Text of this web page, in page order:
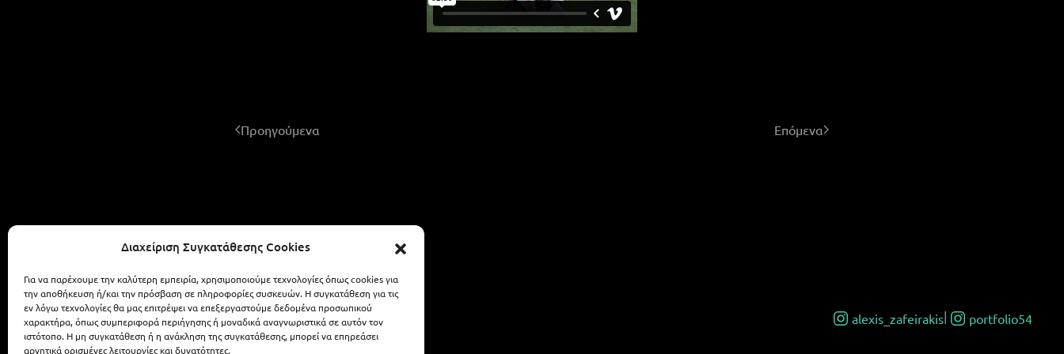
Διαχείριση Συγκατάθεσης Cookies
Για να παρέχουμε την καλύτερη εμπειρία, χρησιμοποιούμε τεχνολογίες όπως cookies για
την αποθήκευση ή/και την πρόσβαση σε πληροφορίες συσκευών. Η συγκατάθεση για τις
εν λόγω τεχνολογίες θα μας επιτρέψει να επεξεργαστούμε δεδομένα προσωπικού
χαρακτήρα, όπως συμπεριφορά περιήγησης ή μοναδικά αναγνωριστικά σε αυτόν τον
ιστότοπο. Η μη συγκατάθεση ή η ανάκληση της συγκατάθεσης, μπορεί να επηρεάσει
αρνητικά ορισμένες λειτουργίες και δυνατότητες.
Προηγούμενα Επόμενα
694 59 07 378 alex.zaf@gmail.com alexis_zafeirakis| portfolio54